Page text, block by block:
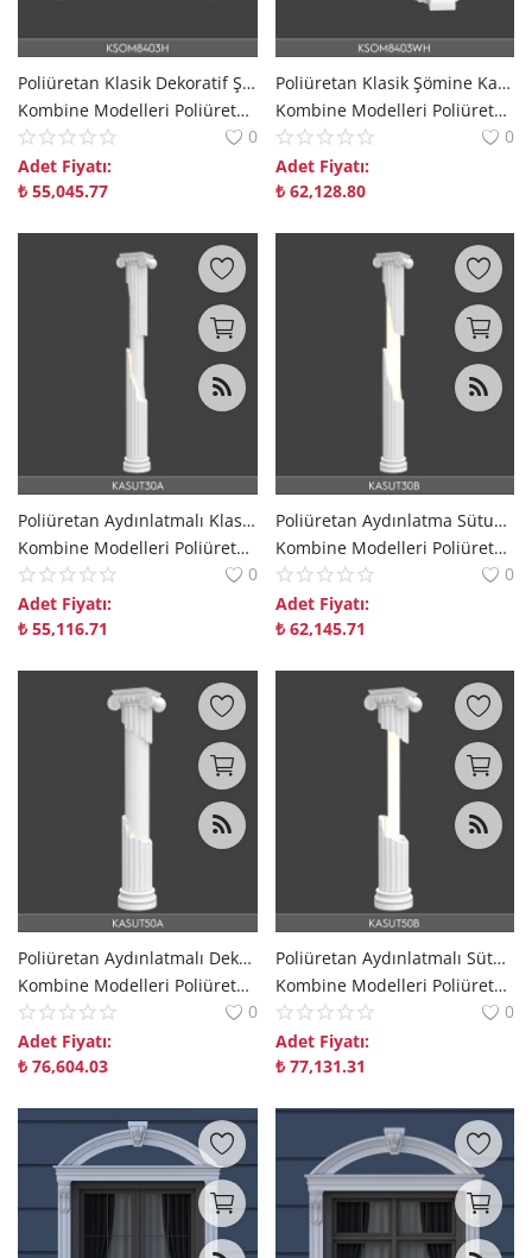
Poliüretan Klasik Dekoratif Şömine Çerçevesi Modelleri
Kombine Modelleri Poliüretan Kombine Modelleri Dekorix polure
0
Adet Fiyatı:
₺ 55,045.77
Poliüretan Klasik Şömine Kasası ve Çerçeve Modeli
Kombine Modelleri Poliüretan Kombine Modelleri Dekorix polure
0
Adet Fiyatı:
₺62,128.80
Poliüretan Aydınlatmalı Klasik Kırık Sütun Süsleme Modeli
Kombine Modelleri Poliüretan Kombine Modelleri Dekorix polure
0
Adet Fiyatı:
₺ 55,116.71
Poliüretan Aydınlatma Sütunu Klasik Dekoratif Sütun
Kombine Modelleri Poliüretan Kombine Modelleri Dekorix polure
0
Adet Fiyatı:
₺62,145.71
Poliüretan Aydınlatmalı Dekoratif Sütun Modeli
Kombine Modelleri Poliüretan Kombine Modelleri Dekorix polure
0
Adet Fiyatı:
₺ 76,604.03
Poliüretan Aydınlatmalı Sütun ve Sütun Başlığı Modeli
Kombine Modelleri Poliüretan Kombine Modelleri Dekorix polure
0
Adet Fiyatı:
₺77,131.31